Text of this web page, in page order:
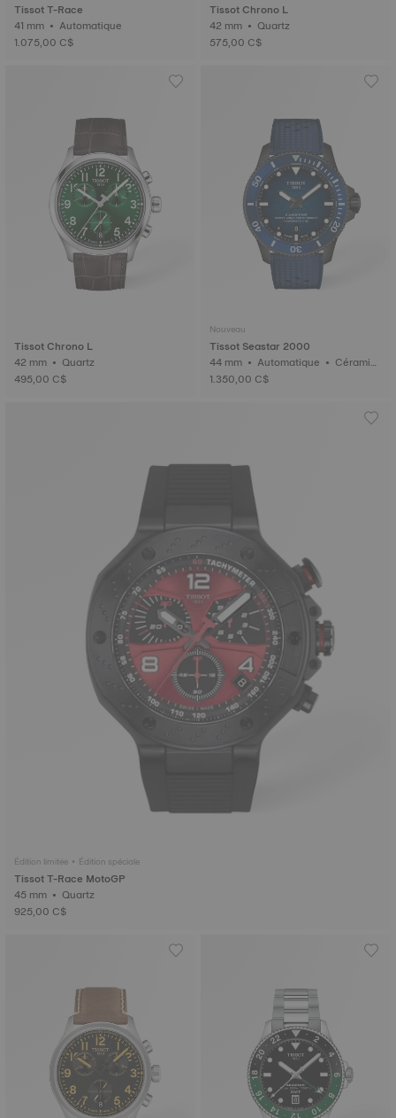
Tissot T-Race
41 mm • Automatique
1.075,00 C$
Tissot Chrono L
42 mm • Quartz
575,00 C$
Tissot Chrono L
42 mm • Quartz
495,00 C$
Nouveau
Tissot Seastar 2000
44 mm • Automatique • Céramiq
ue
1.350,00 C$
Édition limitée • Édition spéciale
Tissot T-Race MotoGP
45 mm • Quartz
925,00 C$